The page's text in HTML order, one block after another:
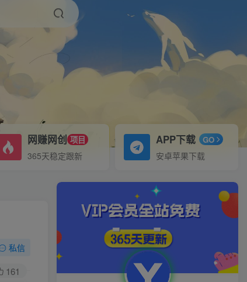
网赚网创 项目
365天稳定跟新
APP下载 GO
安卓苹果下载
私信
161